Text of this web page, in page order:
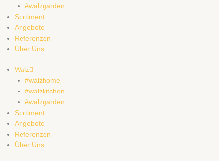
#walzgarden
Sortiment
Angebote
Referenzen
Über Uns
Walz
#walzhome
#walzkitchen
#walzgarden
Sortiment
Angebote
Referenzen
Über Uns